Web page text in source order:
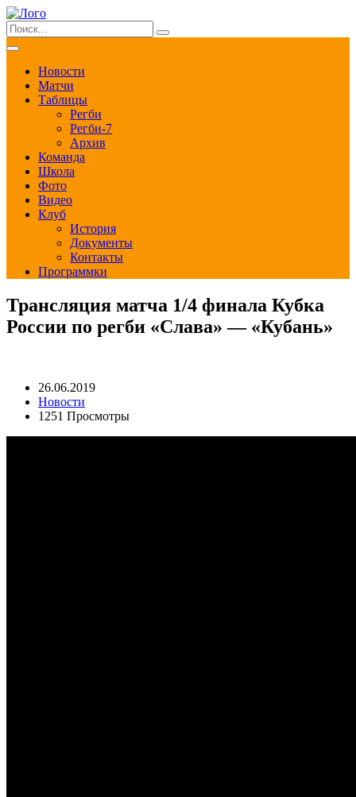
Новости
Матчи
Таблицы
Регби
Регби-7
Архив
Команда
Школа
Фото
Видео
Клуб
История
Документы
Контакты
Программки
Трансляция матча 1/4 финала Кубка
России по регби «Слава» — «Кубань»
26.06.2019
Новости
1251 Просмотры